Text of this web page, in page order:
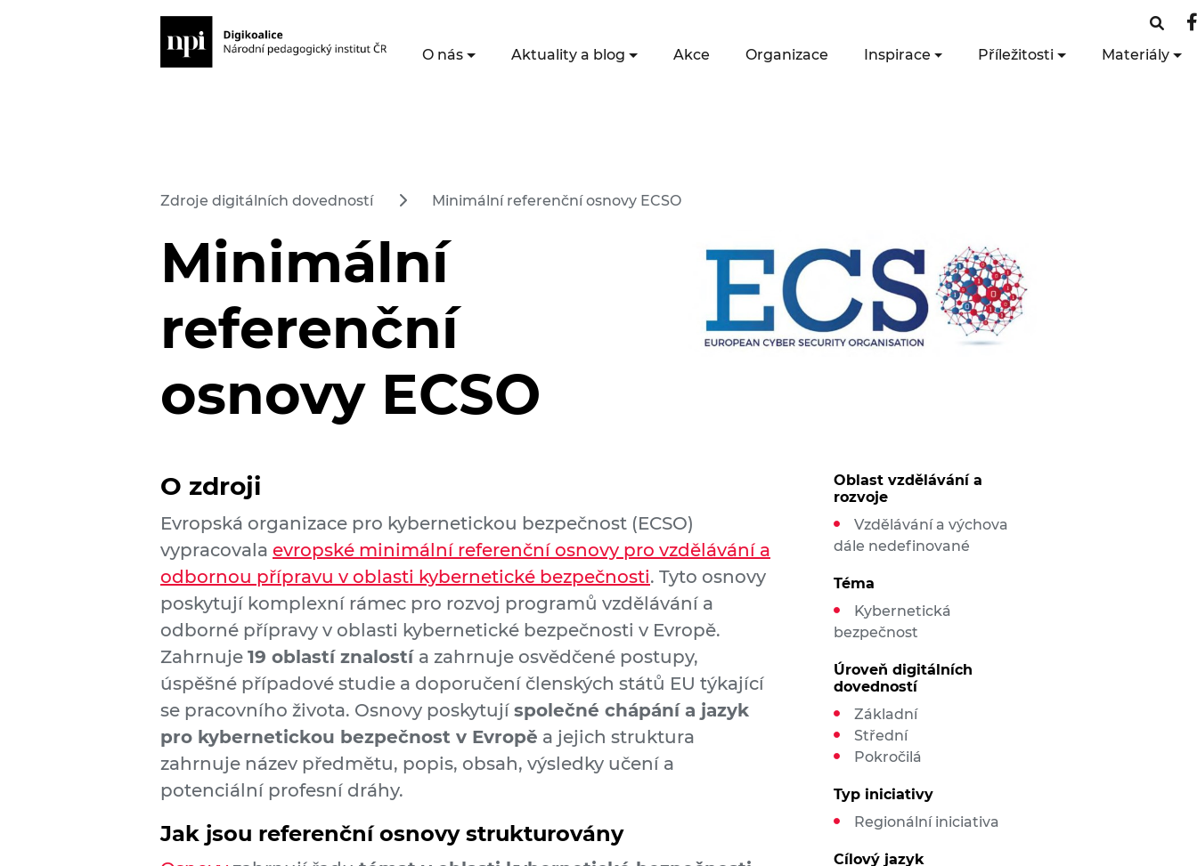
O nás Aktuality a blog Akce Organizace Inspirace Příležitosti Materiály
Zdroje digitálních dovedností Minimální referenční osnovy ECSO
Minimální
referenční
osnovy ECSO
O zdroji
Evropská organizace pro kybernetickou bezpečnost (ECSO)
vypracovala evropské minimální referenční osnovy pro vzdělávání a
odbornou přípravu v oblasti kybernetické bezpečnosti. Tyto osnovy
poskytují komplexní rámec pro rozvoj programů vzdělávání a
odborné přípravy v oblasti kybernetické bezpečnosti v Evropě.
Zahrnuje 19 oblastí znalostí a zahrnuje osvědčené postupy,
úspěšné případové studie a doporučení členských států EU týkající
se pracovního života. Osnovy poskytují společné chápání a jazyk
pro kybernetickou bezpečnost v Evropě a jejich struktura
zahrnuje název předmětu, popis, obsah, výsledky učení a
potenciální profesní dráhy.
Jak jsou referenční osnovy strukturovány
Oblast vzdělávání a
rozvoje
Vzdělávání a výchova
dále nedefinované
Téma
Kybernetická
bezpečnost
Úroveň digitálních
dovedností
Základní
Střední
Pokročilá
Typ iniciativy
Regionální iniciativa
Cílový jazyk